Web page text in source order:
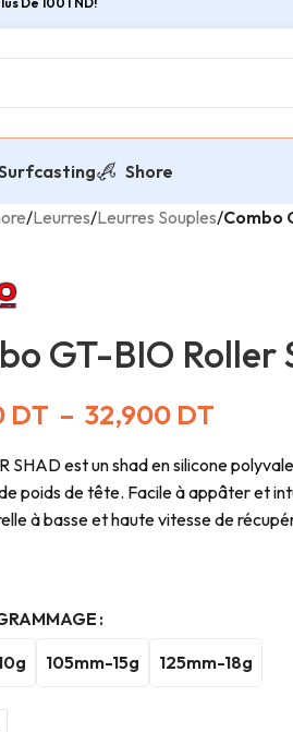
Shore
/Leurres/Leurres Souples/Combo
GT-BIO
DT – 32,900 DT
SHAD est un shad en silicone
poids de tête. Facile à appâter et
à basse et haute vitesse de
105mm-15g 125mm-18g